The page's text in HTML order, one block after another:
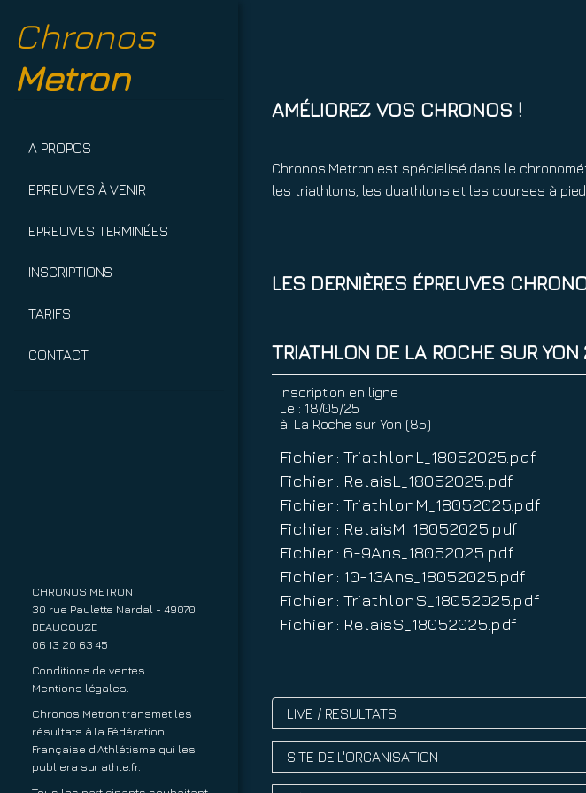
AMÉLIOREZ VOS CHRONOS !
Chronos Metron est spécialisé dans le
les triathlons, les duathlons et les courses à
LES DERNIÈRES ÉPREUVES
TRIATHLON DE LA ROCHE SUR
Inscription en ligne
Le : 18/05/25
à: La Roche sur Yon (85)
Fichier : TriathlonL_18052025.pdf
Fichier : RelaisL_18052025.pdf
Fichier : TriathlonM_18052025.pdf
Fichier : RelaisM_18052025.pdf
Fichier : 6-9Ans_18052025.pdf
Fichier : 10-13Ans_18052025.pdf
Fichier : TriathlonS_18052025.pdf
Fichier : RelaisS_18052025.pdf
LIVE / RESULTATS
SITE DE L'ORGANISATION
Chronos
Metron
A PROPOS
EPREUVES À VENIR
EPREUVES TERMINÉES
INSCRIPTIONS
TARIFS
CONTACT
CHRONOS METRON
30 rue Paulette Nardal - 49070
BEAUCOUZE
06 13 20 63 45
Conditions de ventes.
Mentions légales.
Chronos Metron transmet les
résultats à la Fédération
Française d'Athlétisme qui les
publiera sur athle.fr.